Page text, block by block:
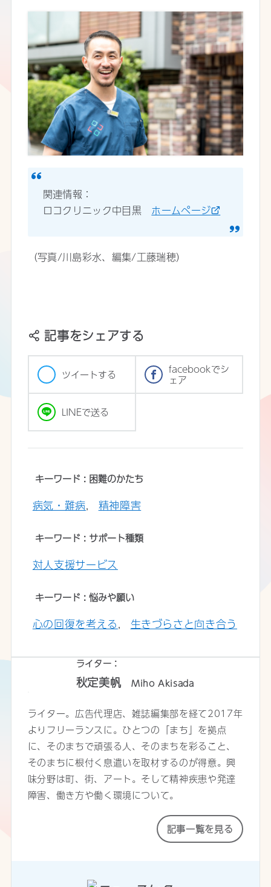
関連情報：
ロコクリニック中目黒 ホームページ
（写真/川島彩水、編集/工藤瑞穂）
記事をシェアする
ツイートする facebookでシ
ェア
LINEで送る
キーワード : 困難のかたち
病気・難病 精神障害
キーワード : サポート種類
対人支援サービス
キーワード : 悩みや願い
心の回復を考える 生きづらさと向き合う
ライター：
秋定美帆 Miho Akisada
ライター。広告代理店、雑誌編集部を経て2017年
よりフリーランスに。ひとつの「まち」を拠点
に、そのまちで頑張る人、そのまちを彩ること、
そのまちに根付く息遣いを取材するのが得意。興
味分野は町、街、アート。そして精神疾患や発達
障害、働き方や働く環境について。
記事一覧を見る